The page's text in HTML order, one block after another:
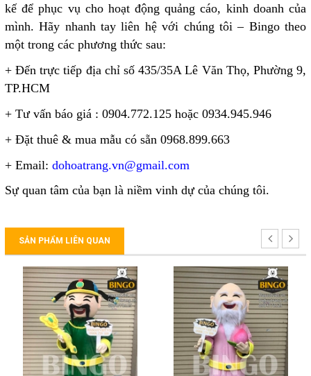
kế để phục vụ cho hoạt động quảng cáo, kinh doanh của
mình. Hãy nhanh tay liên hệ với chúng tôi – Bingo theo
một trong các phương thức sau:
+ Đến trực tiếp địa chỉ số 435/35A Lê Văn Thọ, Phường 9,
TP.HCM
+ Tư vấn báo giá : 0904.772.125 hoặc 0934.945.946
+ Đặt thuê & mua mẫu có sẵn 0968.899.663
+ Email: dohoatrang.vn@gmail.com
Sự quan tâm của bạn là niềm vinh dự của chúng tôi.
SẢN PHẨM LIÊN QUAN